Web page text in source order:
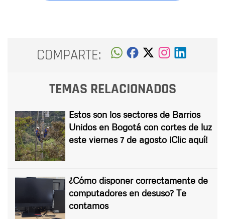
COMPARTE:
TEMAS RELACIONADOS
Estos son los sectores de Barrios
Unidos en Bogotá con cortes de luz
este viernes 7 de agosto ¡Clic aquí!
¿Cómo disponer correctamente de
computadores en desuso? Te
contamos